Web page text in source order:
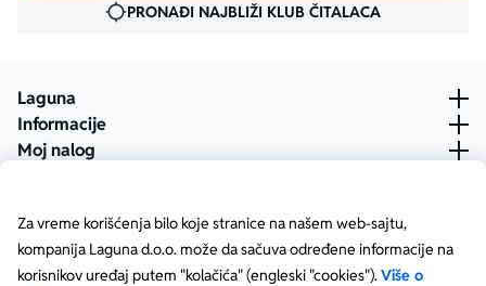
Za vreme korišćenja bilo koje stranice na našem web-sajtu,
kompanija Laguna d.o.o. može da sačuva određene informacije na
korisnikov uređaj putem "kolačića" (engleski "cookies").Više o
PRONAĐI NAJBLIŽI KLUB ČITALACA
Laguna
Informacije
Moj nalog